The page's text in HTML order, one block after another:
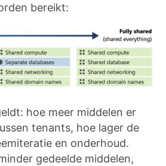
bereikt:
hoe meer middelen er
tenants, hoe lager de
en onderhoud.
gedeelde middelen,